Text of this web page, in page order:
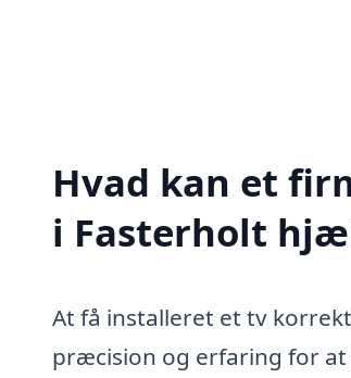
Hvad kan et
i Fasterholt
At få installeret et tv
præcision og erfaring for